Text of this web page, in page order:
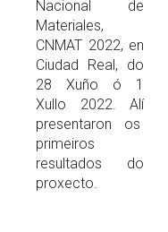
Nacional de
Materiales,
CNMAT 2022, en
Ciudad Real, do
28 Xuño ó 1
Xullo 2022. Alí
presentaron os
primeiros
resultados do
proxecto.